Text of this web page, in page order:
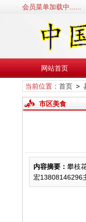
会员菜单加载中......
网站首页
当前位置： 首页>
市区美食
内容摘要： 攀枝
宏13808146296